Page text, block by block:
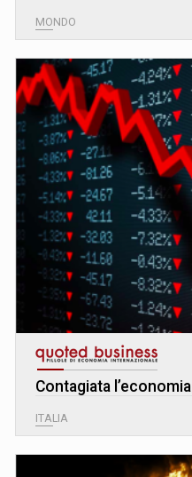
MONDO
Contagiata l’economia
ITALIA